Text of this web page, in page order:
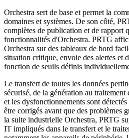
Orchestra sert de base et permet la
domaines et systèmes. De son côté,
complètes de publication et de rapport
fonctionnalités d'Orchestra. PRTG
Orchestra sur des tableaux de bord
situation critique, envoie des alertes et
fonction de seuils définis
Le transfert de toutes les données
sécurisé, de la génération au traitement
et les dysfonctionnements sont
être corrigés avant que des problèmes
la suite industrielle Orchestra, PRTG
IT impliqués dans le transfert et le